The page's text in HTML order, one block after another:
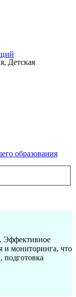
образования
Детская
Эффективное
и мониторинга, что
подготовка